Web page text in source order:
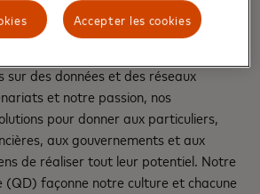
une économie numérique inclusive,
et partout, en permettant des
sur des données et des réseaux
et notre passion, nos
pour donner aux particuliers,
aux gouvernements et aux
de réaliser tout leur potentiel. Notre
(QD) façonne notre culture et chacune
Accepter les cookies